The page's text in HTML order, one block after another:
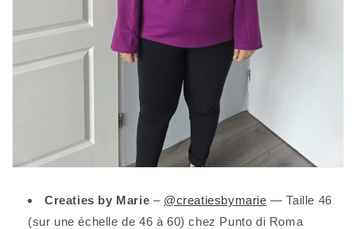
Creaties by Marie – @creatiesbymarie — Taille 46
(sur une échelle de 46 à 60) chez Punto di Roma